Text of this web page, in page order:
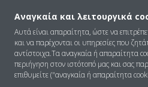
Λύσεις
Αναγκαία και λειτουργικά
Αυτά είναι απαραίτητα, ώστε να
και να παρέχονται οι υπηρεσίες που
αντίστοιχα.Τα αναγκαία ή απαραίτητα
περιήγηση στον ιστότοπό μας και σας
επιθυμείτε ("αναγκαία ή απαραίτητα